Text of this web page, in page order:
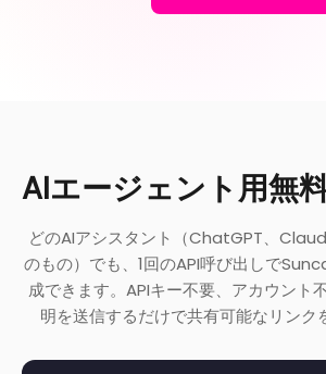
AIエージェント用無
どのAIアシスタント（ChatGPT、
のもの）でも、1回のAPI呼び出しで
成できます。APIキー不要、アカウント
明を送信するだけで共有可能なリンク